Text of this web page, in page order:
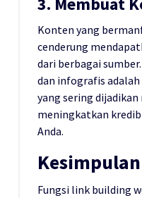
Konten yang
cenderung
dari berbagai
dan infografis
yang sering
meningkatkan
Anda.
Kesimpulan
Fungsi link building